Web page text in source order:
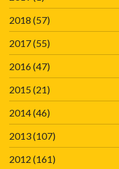
2018 (57)
2017(55)
2016(47)
2015(21)
2014(46)
2013(107)
2012 (161)